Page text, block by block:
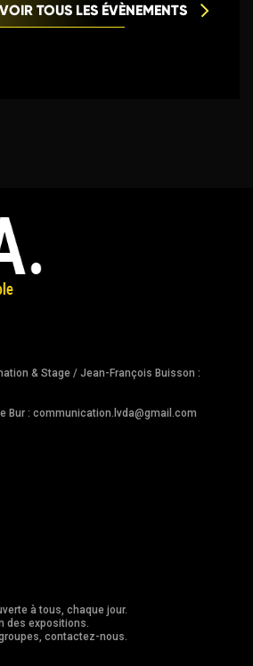
VOIR TOUS LES ÉVÈNEMENTS
& Stage / Jean-François Buisson :
Bur : communication.lvda@gmail.com
à tous, chaque jour.
des expositions.
contactez-nous.